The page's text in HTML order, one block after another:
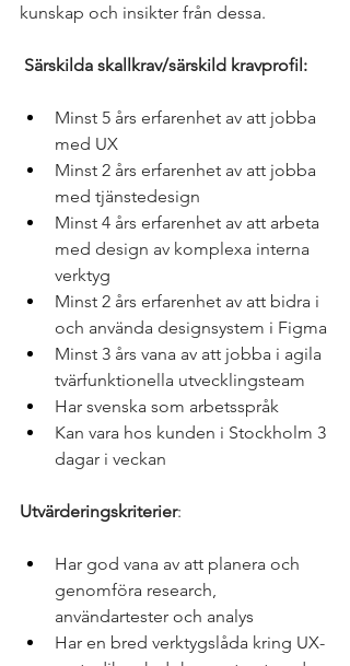
kunskap och insikter från dessa.
Särskilda skallkrav/särskild kravprofil:
Minst 5 års erfarenhet av att jobba
med UX
Minst 2 års erfarenhet av att jobba
med tjänstedesign
Minst 4 års erfarenhet av att arbeta
med design av komplexa interna
verktyg
Minst 2 års erfarenhet av att bidra i
och använda designsystem i Figma
Minst 3 års vana av att jobba i agila
tvärfunktionella utvecklingsteam
Har svenska som arbetsspråk
Kan vara hos kunden i Stockholm 3
dagar i veckan
Utvärderingskriterier:
Har god vana av att planera och
genomföra research,
användartester och analys
Har en bred verktygslåda kring UX-